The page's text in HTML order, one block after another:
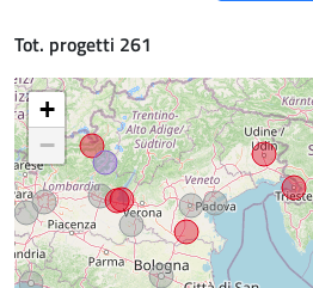
Tot. progetti 261
+
−